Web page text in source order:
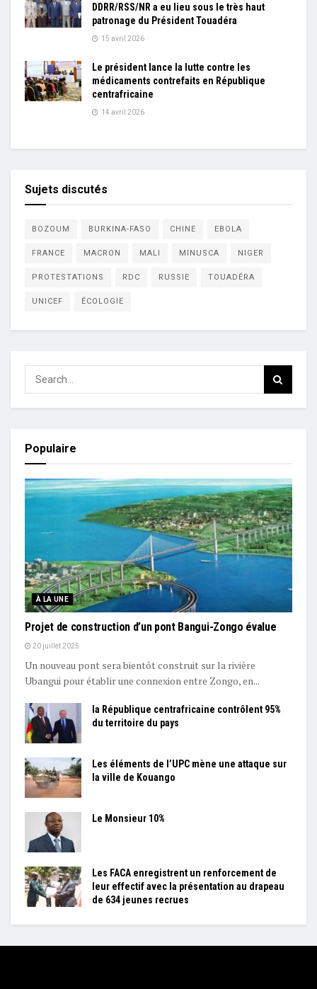
DDRR/RSS/NR a eu lieu sous le très haut
patronage du Président Touadéra
15 avril 2026
Le président lance la lutte contre les
médicaments contrefaits en République
centrafricaine
14 avril 2026
Sujets discutés
BOZOUM BURKINA-FASO CHINE EBOLA
FRANCE MACRON MALI MINUSCA NIGER
PROTESTATIONS RDC RUSSIE TOUADÉRA
UNICEF ÉCOLOGIE
Populaire
À LA UNE
Projet de construction d’un pont Bangui-Zongo évalue
20 juillet 2025
Un nouveau pont sera bientôt construit sur la rivière
Ubangui pour établir une connexion entre Zongo, en...
la République centrafricaine contrôlent 95%
du territoire du pays
Les éléments de l’UPC mène une attaque sur
la ville de Kouango
Le Monsieur 10%
Les FACA enregistrent un renforcement de
leur effectif avec la présentation au drapeau
de 634 jeunes recrues